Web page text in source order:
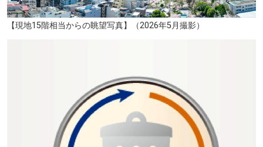
大垣幼稚園 徒歩9分（約670m）
【現地15階相当からの眺望写真】（2026年5月撮影）